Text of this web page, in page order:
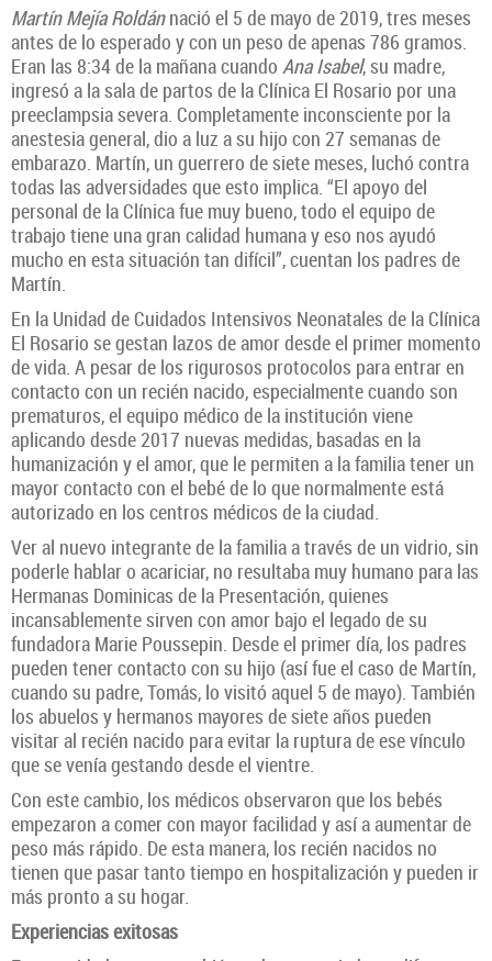
FOTOS: CORTESÍA
Martín Mejía Roldánnació el 5 de mayo de 2019, tres meses
antes de lo esperado y con un peso de apenas 786 gramos.
Eran las 8:34 de la mañana cuando Ana Isabel, su madre,
ingresó a la sala de partos de la Clínica El Rosario por una
preeclampsia severa. Completamente inconsciente por la
anestesia general, dio a luz a su hijo con 27 semanas de
embarazo. Martín, un guerrero de siete meses, luchó contra
todas las adversidades que esto implica. “El apoyo del
personal de la Clínica fue muy bueno, todo el equipo de
trabajo tiene una gran calidad humana y eso nos ayudó
mucho en esta situación tan difícil”, cuentan los padres de
Martín.
En la Unidad de Cuidados Intensivos Neonatales de la Clínica
El Rosario se gestan lazos de amor desde el primer momento
de vida. A pesar de los rigurosos protocolos para entrar en
contacto con un recién nacido, especialmente cuando son
prematuros, el equipo médico de la institución viene
aplicando desde 2017 nuevas medidas, basadas en la
humanización y el amor, que le permiten a la familia tener un
mayor contacto con el bebé de lo que normalmente está
autorizado en los centros médicos de la ciudad.
Ver al nuevo integrante de la familia a través de un vidrio, sin
poderle hablar o acariciar, no resultaba muy humano para las
Hermanas Dominicas de la Presentación, quienes
incansablemente sirven con amor bajo el legado de su
fundadora Marie Poussepin. Desde el primer día, los padres
pueden tener contacto con su hijo (así fue el caso de Martín,
cuando su padre, Tomás, lo visitó aquel 5 de mayo). También
los abuelos y hermanos mayores de siete años pueden
visitar al recién nacido para evitar la ruptura de ese vínculo
que se venía gestando desde el vientre.
Con este cambio, los médicos observaron que los bebés
empezaron a comer con mayor facilidad y así a aumentar de
peso más rápido. De esta manera, los recién nacidos no
tienen que pasar tanto tiempo en hospitalización y pueden ir
más pronto a su hogar.
Experiencias exitosas